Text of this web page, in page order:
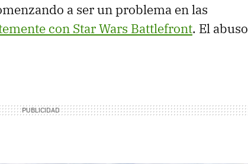
a ser un problema en las
con Star Wars Battlefront. El abuso